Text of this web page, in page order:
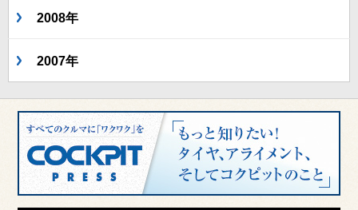
2008年
2007年